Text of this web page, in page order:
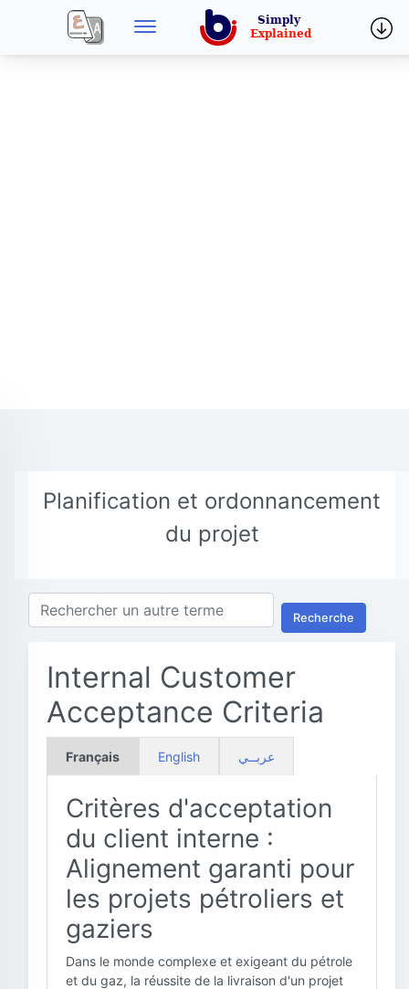
Planification et ordonnancement
du projet
Recherche
Internal Customer
Acceptance Criteria
Français English عربــي
Critères d'acceptation
du client interne :
Alignement garanti pour
les projets pétroliers et
gaziers
Dans le monde complexe et exigeant du pétrole
et du gaz, la réussite de la livraison d'un projet